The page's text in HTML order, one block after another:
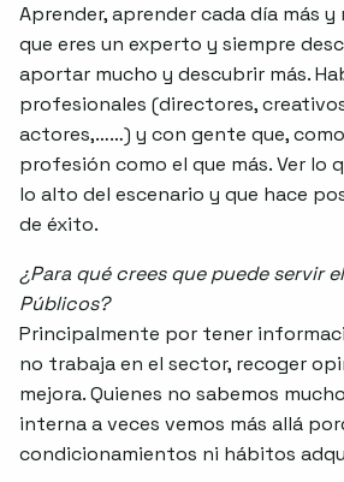
Aprender, aprender cada día más y
que eres un experto y siempre
aportar mucho y descubrir más.
profesionales (directores,
actores,……) y con gente que,
profesión como el que más. Ver lo
lo alto del escenario y que hace
de éxito.
¿Para qué crees que puede servir
Públicos?
Principalmente por tener
no trabaja en el sector, recoger
mejora. Quienes no sabemos
interna a veces vemos más allá
condicionamientos ni hábitos